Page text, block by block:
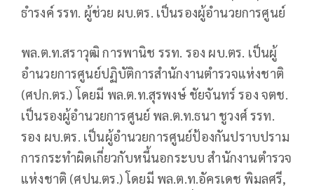
ธำรงค์ รรท. ผู้ช่วย ผบ.ตร. เป็นรองผู้อำนวยการศูนย์
พล.ต.ท.สราวุฒิ การพานิช รรท. รอง ผบ.ตร. เป็นผู้
อำนวยการศูนย์ปฏิบัติการสำนักงานตำรวจแห่งชาติ
(ศปก.ตร.) โดยมี พล.ต.ท.สุรพงษ์ ชัยจันทร์ รอง จตช.
เป็นรองผู้อำนวยการศูนย์ พล.ต.ท.ธนา ชูวงศ์ รรท.
รอง ผบ.ตร. เป็นผู้อำนวยการศูนย์ป้องกันปราบปราม
การกระทำผิดเกี่ยวกับหนี้นอกระบบ สำนักงานตำรวจ
แห่งชาติ (ศปน.ตร.) โดยมี พล.ต.ท.อัครเดช พิมลศรี,